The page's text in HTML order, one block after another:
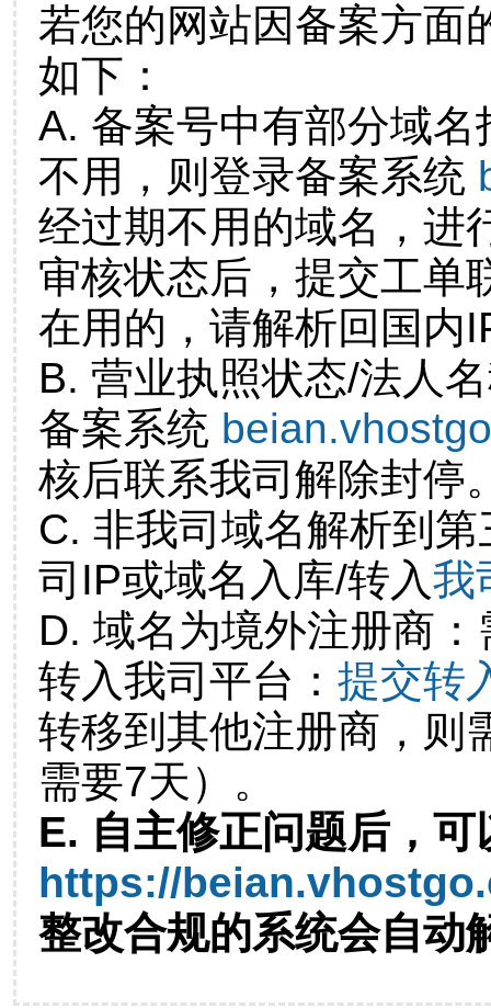
若您的网站因备案方面
如下：
A. 备案号中有部分域
不用，则登录备案系统
经过期不用的域名，进
审核状态后，提交工单
在用的，请解析回国内
B. 营业执照状态/法人
备案系统
核后联系我司解除封停
C. 非我司域名解析到
司IP或域名入库/转入我
D. 域名为境外注册商
转入我司平台： 提交转
转移到其他注册商，则
需要7天）。
E. 自主修正问题后，可
https://
整改合规的系统会自动